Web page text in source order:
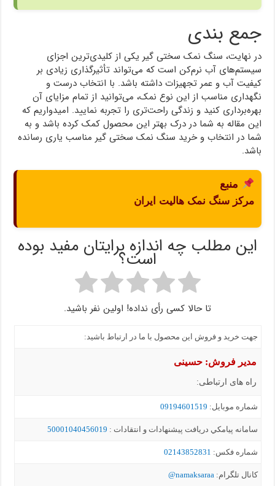
جمع بندی
در نهایت، سنگ نمک سختی گیر یکی از کلیدی‌ترین اجزای
سیستم‌های آب نرم‌کن است که می‌تواند تأثیرگذاری زیادی بر
کیفیت آب و عمر تجهیزات داشته باشد. با انتخاب درست و
نگهداری مناسب از این نوع نمک، می‌توانید از تمام مزایای آن
بهره‌برداری کنید و زندگی راحت‌تری را تجربه نمایید. امیدواریم که
این مقاله به شما در درک بهتر این محصول کمک کرده باشد و به
شما در انتخاب و خرید سنگ نمک سختی گیر مناسب یاری رسانده
باشد.
منبع
مرکز سنگ نمک هالیت ایران
این مطلب چه اندازه برایتان مفید بوده
است؟
تا حالا کسی رأی نداده! اولین نفر باشید.
جهت خرید و فروش این محصول با ما در ارتباط باشید:
مدیر فروش: حسینی
راه های ارتباطی:
شماره موبايل: 09194601519
سامانه پيامکي دریافت پیشنهادات و انتقادات : 50001040456019
شماره فکس: 02143852831
کانال تلگرام: namaksaraa@